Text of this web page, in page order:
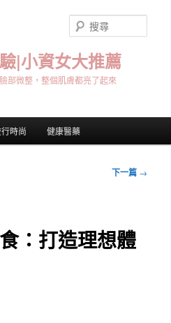
|小資女大推薦
部微整，整個肌膚都亮了起來
尋
時尚 健康醫藥
下一篇 →
：打造理想體